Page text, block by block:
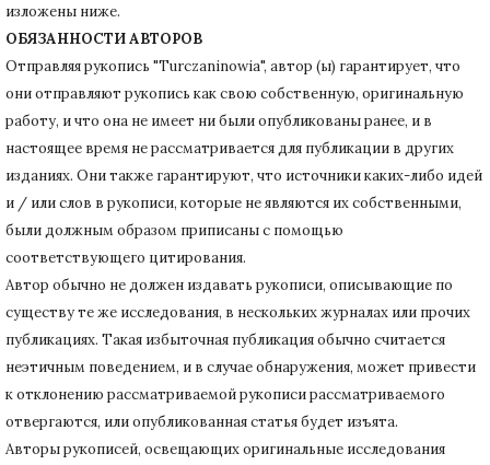
изложены ниже.
ОБЯЗАННОСТИ АВТОРОВ
Отправляя рукопись "Turczaninowia", автор (ы) гарантирует, что
они отправляют рукопись как свою собственную, оригинальную
работу, и что она не имеет ни были опубликованы ранее, и в
настоящее время не рассматривается для публикации в других
изданиях. Они также гарантируют, что источники каких-либо идей
и / или слов в рукописи, которые не являются их собственными,
были должным образом приписаны с помощью
соответствующего цитирования.
Автор обычно не должен издавать рукописи, описывающие по
существу те же исследования, в нескольких журналах или прочих
публикациях. Такая избыточная публикация обычно считается
неэтичным поведением, и в случае обнаружения, может привести
к отклонению рассматриваемой рукописи рассматриваемого
отвергаются, или опубликованная статья будет изъята.
Авторы рукописей, освещающих оригинальные исследования